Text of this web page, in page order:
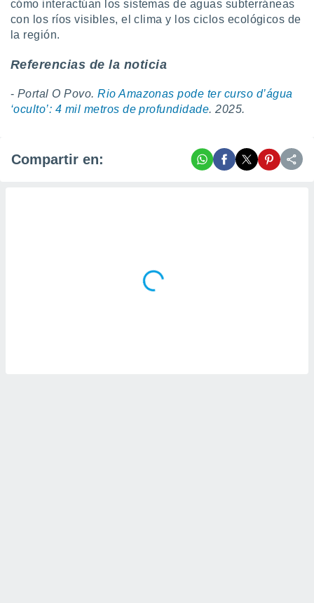
cómo interactúan los sistemas de aguas subterráneas
con los ríos visibles, el clima y los ciclos ecológicos de
la región.
Referencias de la noticia
- Portal O Povo.Rio Amazonas pode ter curso d’água
‘oculto’: 4 mil metros de profundidade. 2025.
Compartir en: